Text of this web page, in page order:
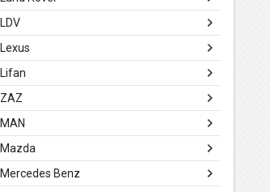
LDV
Lexus
Lifan
ZAZ
MAN
Mazda
Mercedes Benz